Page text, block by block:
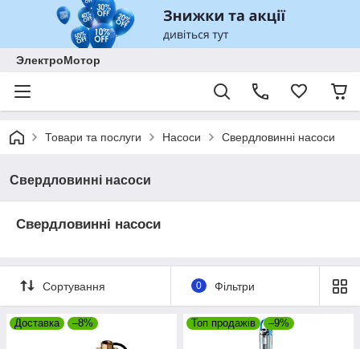
ЭлектроМотор
Товари та послуги Насоси Свердловинні насоси
Свердловинні насоси
Свердловинні насоси
Сортування 0 Фільтри
Доставка –8% Топ продажів –9%